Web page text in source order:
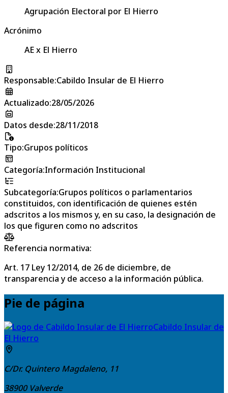
Agrupación Electoral por El Hierro
Acrónimo
AE x El Hierro
Responsable:Cabildo Insular de El Hierro
Actualizado:28/05/2026
Datos desde:28/11/2018
Tipo:Grupos políticos
Categoría:Información Institucional
Subcategoría:Grupos políticos o parlamentarios
constituidos, con identificación de quienes estén
adscritos a los mismos y, en su caso, la designación de
los que figuren como no adscritos
Referencia normativa:
Art. 17 Ley 12/2014, de 26 de diciembre, de
transparencia y de acceso a la información pública.
Pie de página
Cabildo Insular de
El Hierro
C/Dr. Quintero Magdaleno, 11
38900 Valverde